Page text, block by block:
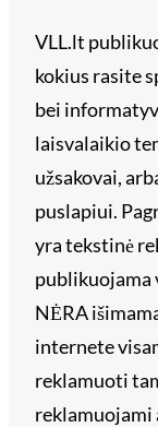
VLL.lt
kokius rasite
bei
laisvalaikio
užsakovai,
puslapiui.
yra tekstinė
publikuojama
NĖRA
internete
reklamuoti
reklamuojami